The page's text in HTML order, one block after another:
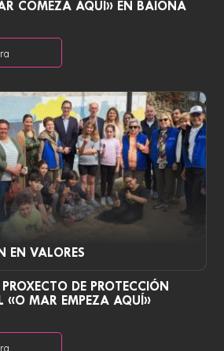
COMEZA AQUÍ» EN BAIONA
EN VALORES
DE PROTECCIÓN
«O MAR EMPEZA AQUÍ»